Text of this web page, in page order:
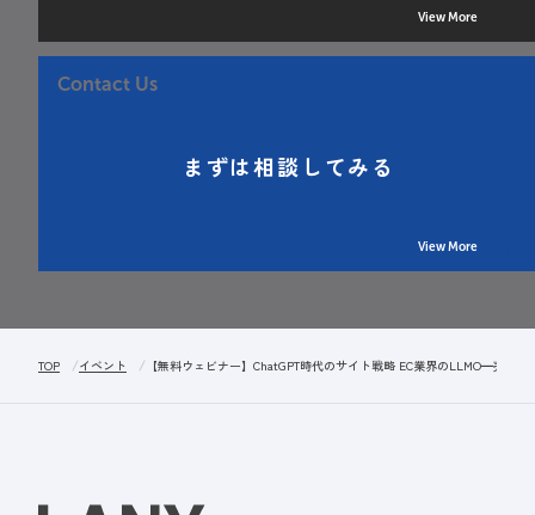
View More
Contact Us
まずは相談してみる
View More
TOP イベント 【無料ウェビナー】ChatGPT時代のサイト戦略 EC業界のLLMO━売上